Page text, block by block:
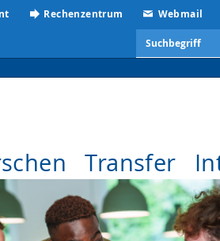
Rechenzentrum Webmail
Transfer